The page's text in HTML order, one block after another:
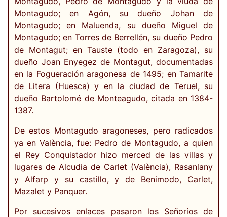
Montagudo; en Agón, su dueño Johan de
Montagudo; en Maluenda, su dueño Miguel de
Montagudo; en Torres de Berrellén, su dueño Pedro
de Montagut; en Tauste (todo en Zaragoza), su
dueño Joan Enyegez de Montagut, documentadas
en la Fogueración aragonesa de 1495; en Tamarite
de Litera (Huesca) y en la ciudad de Teruel, su
dueño Bartolomé de Monteagudo, citada en 1384-
1387.
De estos Montagudo aragoneses, pero radicados
ya en València, fue: Pedro de Montagudo, a quien
el Rey Conquistador hizo merced de las villas y
lugares de Alcudia de Carlet (València), Rasanlany
y Alfarp y su castillo, y de Benimodo, Carlet,
Mazalet y Panquer.
Por sucesivos enlaces pasaron los Señoríos de